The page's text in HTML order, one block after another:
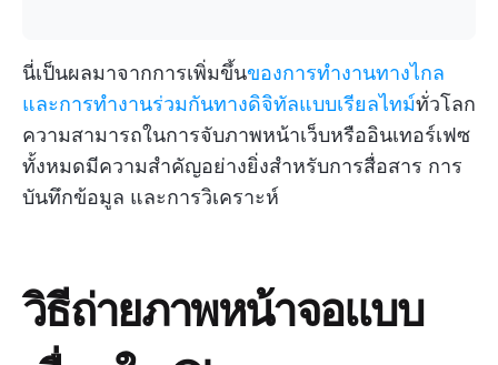
นี่เป็นผลมาจากการเพิ่มขึ้นของการทำงานทางไกล
และการทำงานร่วมกันทางดิจิทัลแบบเรียลไทม์ทั่วโลก
ความสามารถในการจับภาพหน้าเว็บหรืออินเทอร์เฟซ
ทั้งหมดมีความสำคัญอย่างยิ่งสำหรับการสื่อสาร การ
บันทึกข้อมูล และการวิเคราะห์
วิธีถ่ายภาพหน้าจอแบบ